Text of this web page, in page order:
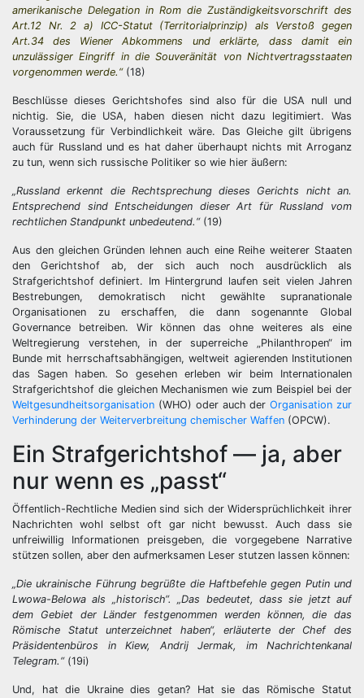
amerikanische Delegation in Rom die Zuständigkeitsvorschrift des
Art.12 Nr. 2 a) ICC-Statut (Territorialprinzip) als Verstoß gegen
Art.34 des Wiener Abkommens und erklärte, dass damit ein
unzulässiger Eingriff in die Souveränität von Nichtvertragsstaaten
vorgenommen werde.“(18)
Beschlüsse dieses Gerichtshofes sind also für die USA null und
nichtig. Sie, die USA, haben diesen nicht dazu legitimiert. Was
Voraussetzung für Verbindlichkeit wäre. Das Gleiche gilt übrigens
auch für Russland und es hat daher überhaupt nichts mit Arroganz
zu tun, wenn sich russische Politiker so wie hier äußern:
„Russland erkennt die Rechtsprechung dieses Gerichts nicht an.
Entsprechend sind Entscheidungen dieser Art für Russland vom
rechtlichen Standpunkt unbedeutend.“(19)
Aus den gleichen Gründen lehnen auch eine Reihe weiterer Staaten
den Gerichtshof ab, der sich auch noch ausdrücklich als
Strafgerichtshof definiert. Im Hintergrund laufen seit vielen Jahren
Bestrebungen, demokratisch nicht gewählte supranationale
Organisationen zu erschaffen, die dann sogenannte Global
Governance betreiben. Wir können das ohne weiteres als eine
Weltregierung verstehen, in der superreiche „Philanthropen“ im
Bunde mit herrschaftsabhängigen, weltweit agierenden Institutionen
das Sagen haben. So gesehen erleben wir beim Internationalen
Strafgerichtshof die gleichen Mechanismen wie zum Beispiel bei der
Weltgesundheitsorganisation (WHO) oder auch derOrganisation zur
Verhinderung der Weiterverbreitung chemischer Waffen (OPCW).
Ein Strafgerichtshof — ja, aber
nur wenn es „passt“
Öffentlich-Rechtliche Medien sind sich der Widersprüchlichkeit ihrer
Nachrichten wohl selbst oft gar nicht bewusst. Auch dass sie
unfreiwillig Informationen preisgeben, die vorgegebene Narrative
stützen sollen, aber den aufmerksamen Leser stutzen lassen können:
„Die ukrainische Führung begrüßte die Haftbefehle gegen Putin und
Lwowa-Belowa als „historisch“. „Das bedeutet, dass sie jetzt auf
dem Gebiet der Länder festgenommen werden können, die das
Römische Statut unterzeichnet haben“, erläuterte der Chef des
Präsidentenbüros in Kiew, Andrij Jermak, im Nachrichtenkanal
Telegram.“(19i)
Und, hat die Ukraine dies getan? Hat sie das Römische Statut